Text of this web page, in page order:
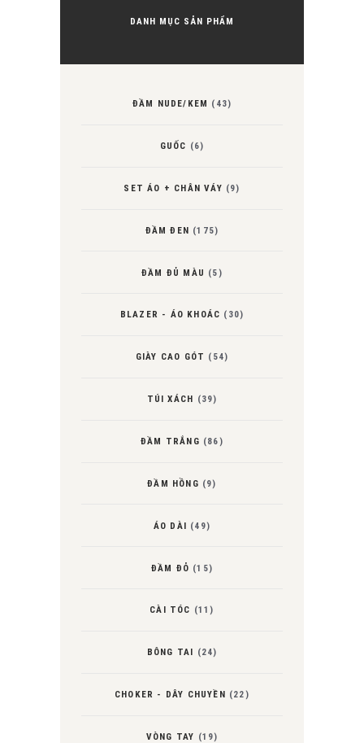
DANH MỤC SẢN PHẨM
ĐẦM NUDE/KEM (43)
GUỐC (6)
SET ÁO + CHÂN VÁY (9)
ĐẦM ĐEN (175)
ĐẦM ĐỦ MÀU (5)
BLAZER - ÁO KHOÁC (30)
GIÀY CAO GÓT (54)
TÚI XÁCH (39)
ĐẦM TRẮNG (86)
ĐẦM HỒNG (9)
ÁO DÀI (49)
ĐẦM ĐỎ (15)
CÀI TÓC (11)
BÔNG TAI (24)
CHOKER - DÂY CHUYỀN (22)
VÒNG TAY (19)